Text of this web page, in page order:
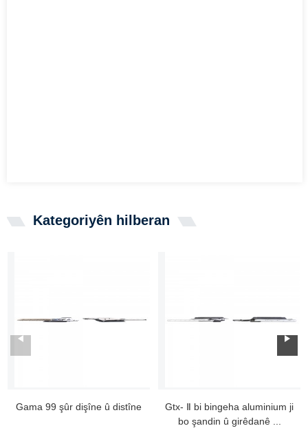
Kategoriyên hilberan
Gama 99 şûr dişîne û distîne
Gtx- Ⅱ bi bingeha aluminium ji
bo şandin û girêdanê ...